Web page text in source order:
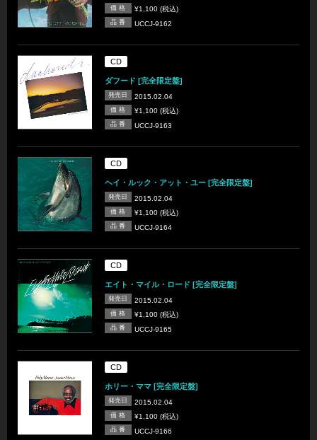
価 格 ¥1,100 (税込)
品 番 UCCJ-9162
CD
ダフード [完全限定盤]
発売日 2015.02.04
価 格 ¥1,100 (税込)
品 番 UCCJ-9163
CD
ヘイ・ルック・アット・ユー [完全限定盤]
発売日 2015.02.04
価 格 ¥1,100 (税込)
品 番 UCCJ-9164
CD
エイト・マイル・ロード [完全限定盤]
発売日 2015.02.04
価 格 ¥1,100 (税込)
品 番 UCCJ-9165
CD
ホリー・ママ [完全限定盤]
発売日 2015.02.04
価 格 ¥1,100 (税込)
品 番 UCCJ-9166